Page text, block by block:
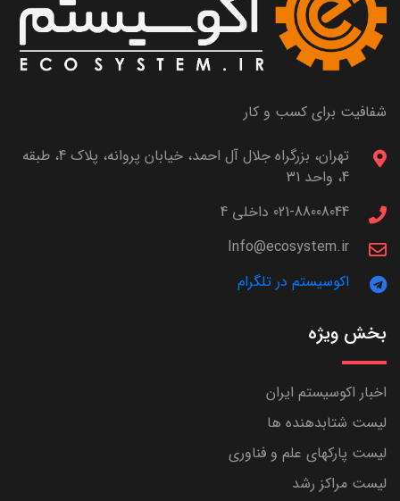
شفافیت برای کسب و کار
تهران، بزرگراه جلال آل احمد، خیابان پروانه، پلاک 4، طبقه
4، واحد 31
021-88008044 داخلی 4
Info@ecosystem.ir
اکوسیستم در تلگرام
بخش ویژه
اخبار اکوسیستم ایران
لیست شتابدهنده ها
لیست پارکهای علم و فناوری
لیست مراکز رشد